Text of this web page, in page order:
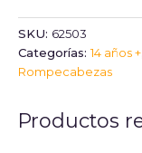
SKU: 62503
Categorías:14 años +
Rompecabezas
Productos